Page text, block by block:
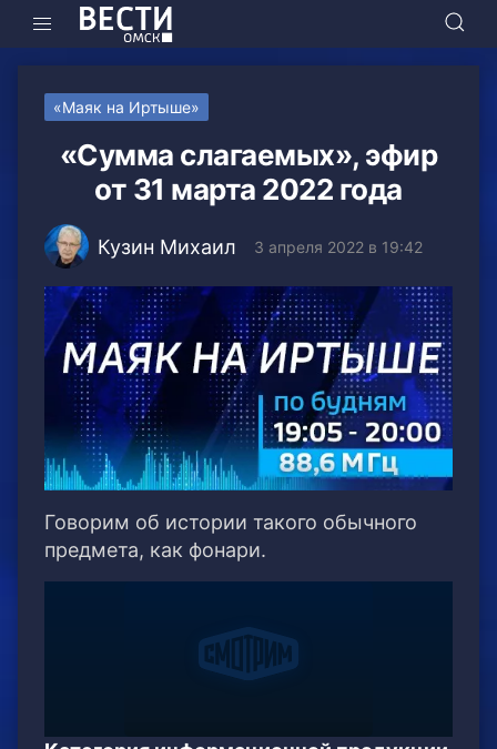
«Маяк на Иртыше»
«Сумма слагаемых», эфир
от 31 марта 2022 года
Кузин Михаил 3 апреля 2022 в 19:42
Говорим об истории такого обычного
предмета, как фонари.